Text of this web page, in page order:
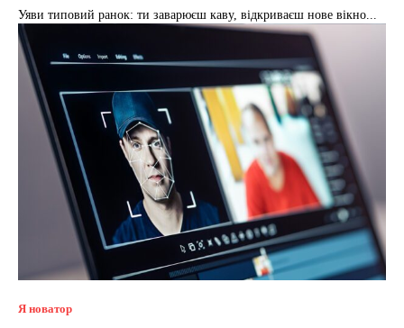
Уяви типовий ранок: ти заварюєш каву, відкриваєш нове вікно...
Я новатор